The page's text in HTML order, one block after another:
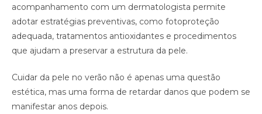
acompanhamento com um dermatologista permite
adotar estratégias preventivas, como fotoproteção
adequada, tratamentos antioxidantes e procedimentos
que ajudam a preservar a estrutura da pele.
Cuidar da pele no verão não é apenas uma questão
estética, mas uma forma de retardar danos que podem se
manifestar anos depois.